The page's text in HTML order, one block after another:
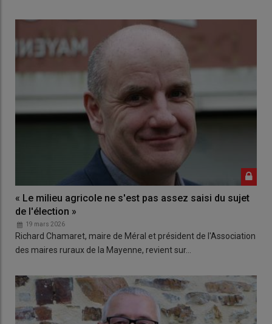
« Le milieu agricole ne s'est pas assez saisi du sujet
de l'élection »
19 mars 2026
Richard Chamaret, maire de Méral et président de l'Association
des maires ruraux de la Mayenne, revient sur…